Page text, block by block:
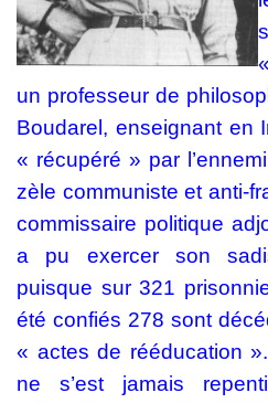
«
un professeur de
Boudarel, enseignant en
« récupéré » par
zèle communiste et anti-
commissaire politique
a pu exercer son
puisque sur 321
été confiés 278 sont
« actes de rééducation
ne s’est jamais